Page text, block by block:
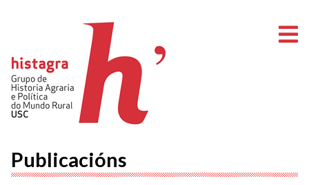
Publicacións